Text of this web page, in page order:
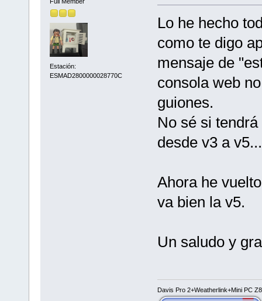
Estación:
ESMAD2800000028770C
Lo he hecho
como te digo
mensaje de
consola web
guiones.
No sé si
desde v3 a
Ahora he
va bien la v5.
Un saludo y
Davis Pro 2+Weatherlink+Mini PC